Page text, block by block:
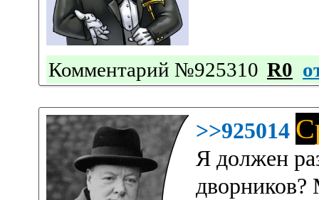
Комментарий №925310 R0
>>925014
Я должен
дворников?